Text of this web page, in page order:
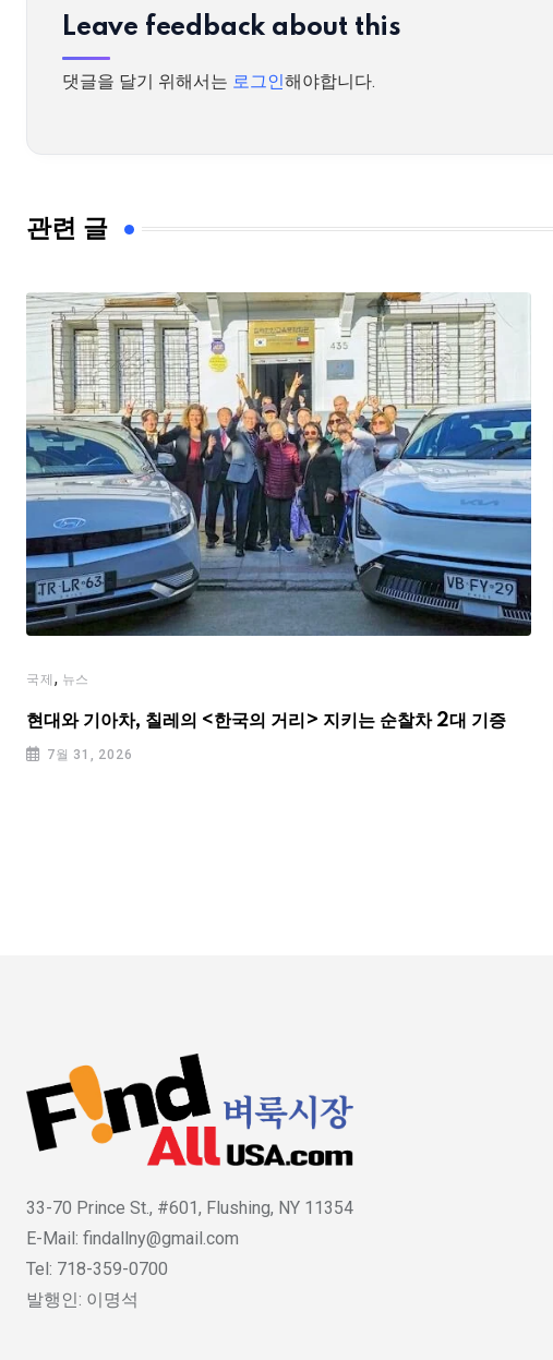
Leave feedback about this
댓글을 달기 위해서는 로그인해야합니다.
관련 글
국제 , 뉴스
현대와 기아차, 칠레의 <한국의 거리> 지키는 순찰차 2대 기증
7월 31, 2026
33-70 Prince St., #601, Flushing, NY 11354
E-Mail: findallny@gmail.com
Tel: 718-359-0700
발행인: 이명석